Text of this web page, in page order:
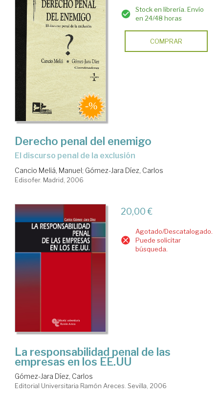
Stock en librería. Envío
en 24/48 horas
COMPRAR
Derecho penal del enemigo
el discurso penal de la exclusión
Cancio Meliá, Manuel; Gómez-Jara Díez, Carlos
Edisofer. Madrid, 2006
20,00 €
Agotado/Descatalogado.
Puede solicitar
búsqueda.
La responsabilidad penal de las
empresas en los EE.UU
Gómez-Jara Díez, Carlos
Editorial Universitaria Ramón Areces. Sevilla, 2006